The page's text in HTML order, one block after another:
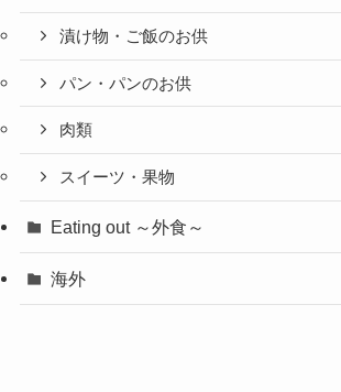
漬け物・ご飯のお供
パン・パンのお供
肉類
スイーツ・果物
Eating out ～外食～
海外